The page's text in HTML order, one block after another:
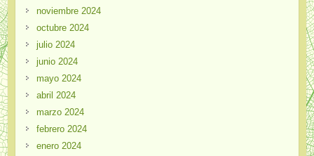
noviembre 2024
octubre 2024
julio 2024
junio 2024
mayo 2024
abril 2024
marzo 2024
febrero 2024
enero 2024